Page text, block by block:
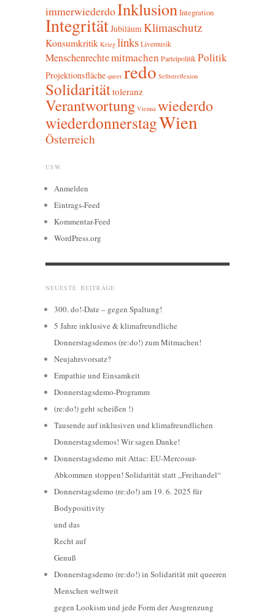
immerwiederdoInklusionIntegration
IntegritätJubiläumKlimaschutz
Konsumkritik Krieg linksLivemusik
Menschenrechtemitmachen ParteipolitikPolitik
Projektionsfläche queer redo Selbstreflexion
Solidaritättoleranz
Verantwortung Vienna wiederdo
wiederdonnerstagWien
Österreich
USW.
Anmelden
Eintrags-Feed
Kommentar-Feed
WordPress.org
NEUESTE BEITRÄGE
300. do!-Date – gegen Spaltung!
5 Jahre inklusive & klimafreundliche
Donnerstagsdemos (re:do!) zum Mitmachen!
Neujahrsvorsatz?
Empathie und Einsamkeit
Donnerstagsdemo-Programm
(re:do!) geht scheißen !)
Tausende auf inklusiven und klimafreundlichen
Donnerstagsdemos! Wir sagen Danke!
Donnerstagsdemo mit Attac: EU-Mercosur-
Abkommen stoppen! Solidarität statt „Freihandel“
Donnerstagsdemo (re:do!) am 19. 6. 2025 für
Bodypositivity
und das
Recht auf
Genuß
Donnerstagsdemo (re:do!) in Solidarität mit queeren
Menschen weltweit
gegen Lookism und jede Form der Ausgrenzung